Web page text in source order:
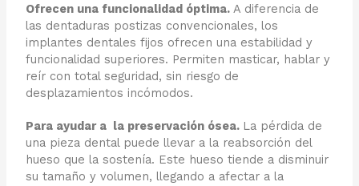
Ofrecen una funcionalidad óptima. A diferencia de
las dentaduras postizas convencionales, los
implantes dentales fijos ofrecen una estabilidad y
funcionalidad superiores. Permiten masticar, hablar y
reír con total seguridad, sin riesgo de
desplazamientos incómodos.
Para ayudar a la preservación ósea. La pérdida de
una pieza dental puede llevar a la reabsorción del
hueso que la sostenía. Este hueso tiende a disminuir
su tamaño y volumen, llegando a afectar a la